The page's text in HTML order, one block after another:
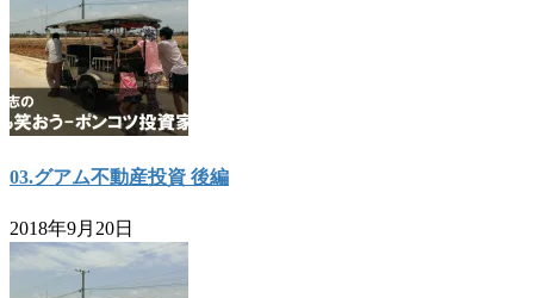
03.グアム不動産投資 後編
2018年9月20日